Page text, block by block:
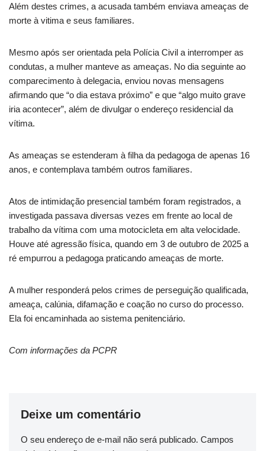
Além destes crimes, a acusada também enviava ameaças de
morte à vitima e seus familiares.
Mesmo após ser orientada pela Polícia Civil a interromper as
condutas, a mulher manteve as ameaças. No dia seguinte ao
comparecimento à delegacia, enviou novas mensagens
afirmando que “o dia estava próximo” e que “algo muito grave
iria acontecer”, além de divulgar o endereço residencial da
vítima.
As ameaças se estenderam à filha da pedagoga de apenas 16
anos, e contemplava também outros familiares.
Atos de intimidação presencial também foram registrados, a
investigada passava diversas vezes em frente ao local de
trabalho da vítima com uma motocicleta em alta velocidade.
Houve até agressão física, quando em 3 de outubro de 2025 a
ré empurrou a pedagoga praticando ameaças de morte.
A mulher responderá pelos crimes de perseguição qualificada,
ameaça, calúnia, difamação e coação no curso do processo.
Ela foi encaminhada ao sistema penitenciário.
Com informações da PCPR
Deixe um comentário
O seu endereço de e-mail não será publicado. Campos